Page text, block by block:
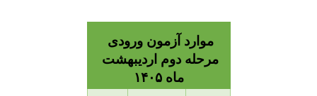
موارد آزمون ورودی
مرحله دوم اردیبهشت
ماه ۱۴۰۵